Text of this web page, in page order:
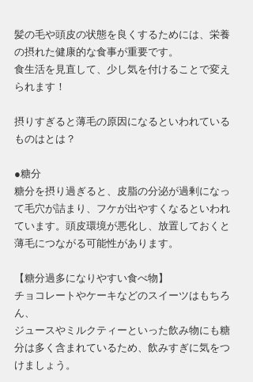
髪の毛や頭皮の状態を良くするためには、栄養
の摂れた健康的な食事が重要です。
食生活を見直して、少し気を付けることで変え
られます！
摂りすぎると薄毛の原因になるといわれている
ものはとは？
●糖分
糖分を摂り過ぎると、皮脂の分泌が過剰になっ
て毛穴が詰まり、フケが出やすくなるといわれ
ています。頭皮環境が悪化し、放置しておくと
薄毛につながる可能性があります。
【糖分過多になりやすい食べ物】
チョコレートやケーキなどのスイーツはもちろ
ん、
ジュースやミルクティーといった飲み物にも糖
分は多く含まれているため、飲みすぎに気をつ
けましょう。